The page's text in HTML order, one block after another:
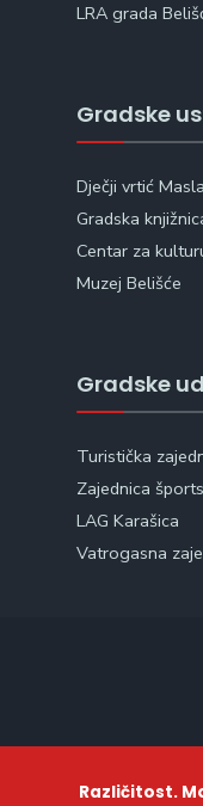
LRA grada
Gradske
Dječji vrtić
Gradska
Centar za
Muzej Belišće
Gradske
Turistička
Zajednica
LAG Karašica
Vatrogasna
Različitost.